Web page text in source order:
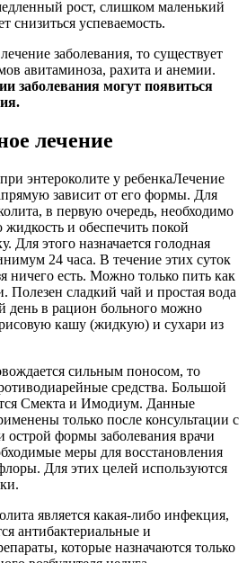
рост, слишком маленький
снизиться успеваемость.
заболевания, то существует
авитаминоза, рахита и анемии.
заболевания могут появиться
лечение
Лечение
зависит от его формы. Для
в первую очередь, необходимо
и обеспечить покой
этого назначается голодная
24 часа. В течение этих суток
ничего есть. Можно только пить как
сладкий чай и простая вода
день в рацион больного можно
кашу (жидкую) и сухари из
сильным поносом, то
средства. Большой
Смекта и Имодиум. Данные
только после консультации с
острой формы заболевания врачи
меры для восстановления
Для этих целей используются
является какая-либо инфекция,
антибактериальные и
которые назначаются только